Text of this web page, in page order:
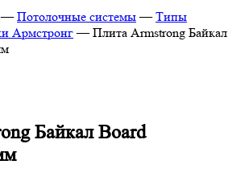
— Потолочные системы — Типы
Армстронг — Плита Armstrong Байкал
Байкал Board